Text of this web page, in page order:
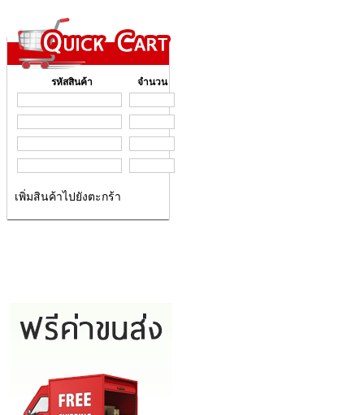
รหัสสินค้า จำนวน
เพิ่มสินค้าไปยังตะกร้า